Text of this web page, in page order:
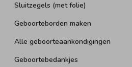
Sluitzegels (met folie)
Geboorteborden maken
Alle geboorteaankondigingen
Geboortebedankjes